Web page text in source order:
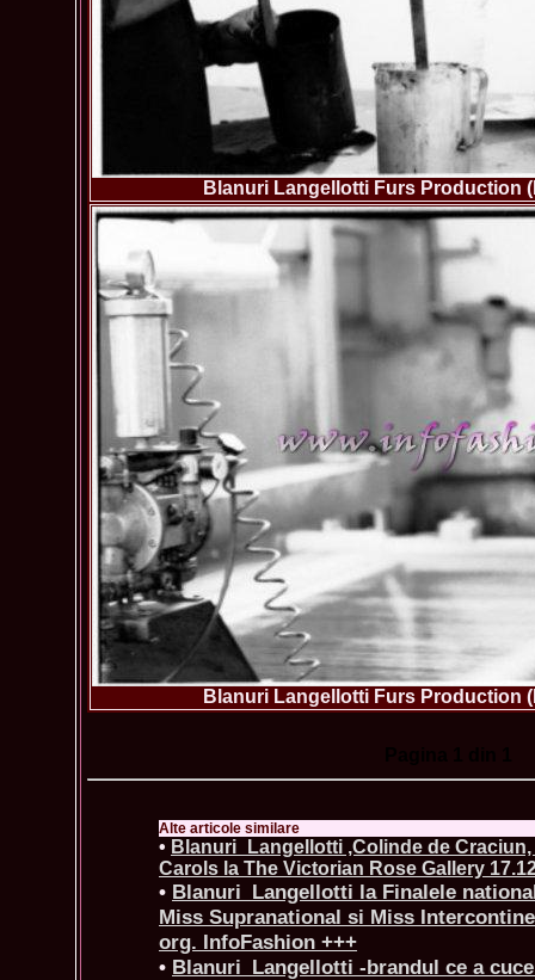
Blanuri Langellotti Furs Production
Blanuri Langellotti Furs Production
Alte articole similare
• Blanuri_Langellotti ,Colinde de
Carols la The Victorian Rose Gallery
• Blanuri_Langellotti la Finalele
Miss Supranational si Miss
org. InfoFashion +++
• Blanuri_Langellotti -brandul ce a